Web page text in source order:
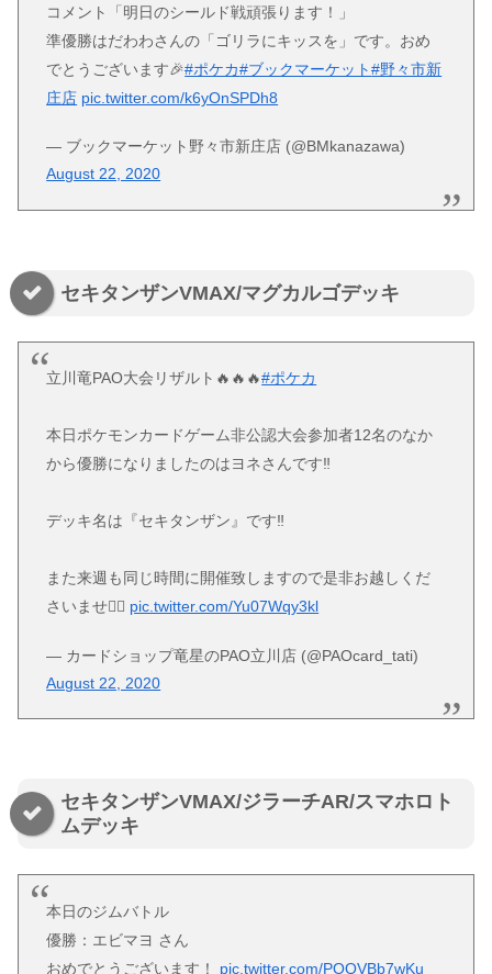
コメント「明日のシールド戦頑張ります！」
準優勝はだわわさんの「ゴリラにキッスを」です。おめ
でとうございます🎉#ポケカ#ブックマーケット#野々市新
庄店 pic.twitter.com/k6yOnSPDh8
— ブックマーケット野々市新庄店 (@BMkanazawa)
August 22, 2020
セキタンザンVMAX/マグカルゴデッキ
立川竜PAO大会リザルト🔥🔥🔥#ポケカ
本日ポケモンカードゲーム非公認大会参加者12名のなか
から優勝になりましたのはヨネさんです‼️
デッキ名は『セキタンザン』です‼️
また来週も同じ時間に開催致しますので是非お越しくだ
さいませ💁‍♀️ pic.twitter.com/Yu07Wqy3kl
— カードショップ竜星のPAO立川店 (@PAOcard_tati)
August 22, 2020
セキタンザンVMAX/ジラーチAR/スマホロト
ムデッキ
本日のジムバトル
優勝：エビマヨ さん
おめでとうございます！ pic.twitter.com/POQVBb7wKu